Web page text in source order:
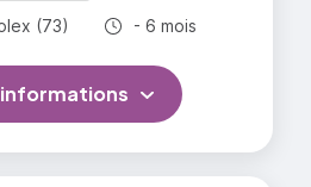
(EU) - 06.2. Projet
/ Épreuve facultative
/ Épreuve facultative
(73) Durée totale :
- 6 mois